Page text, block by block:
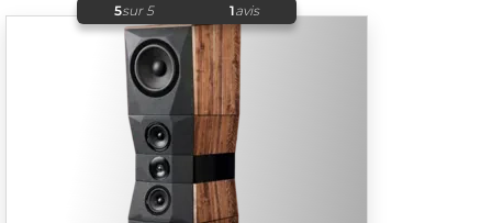
5sur 5 1avis